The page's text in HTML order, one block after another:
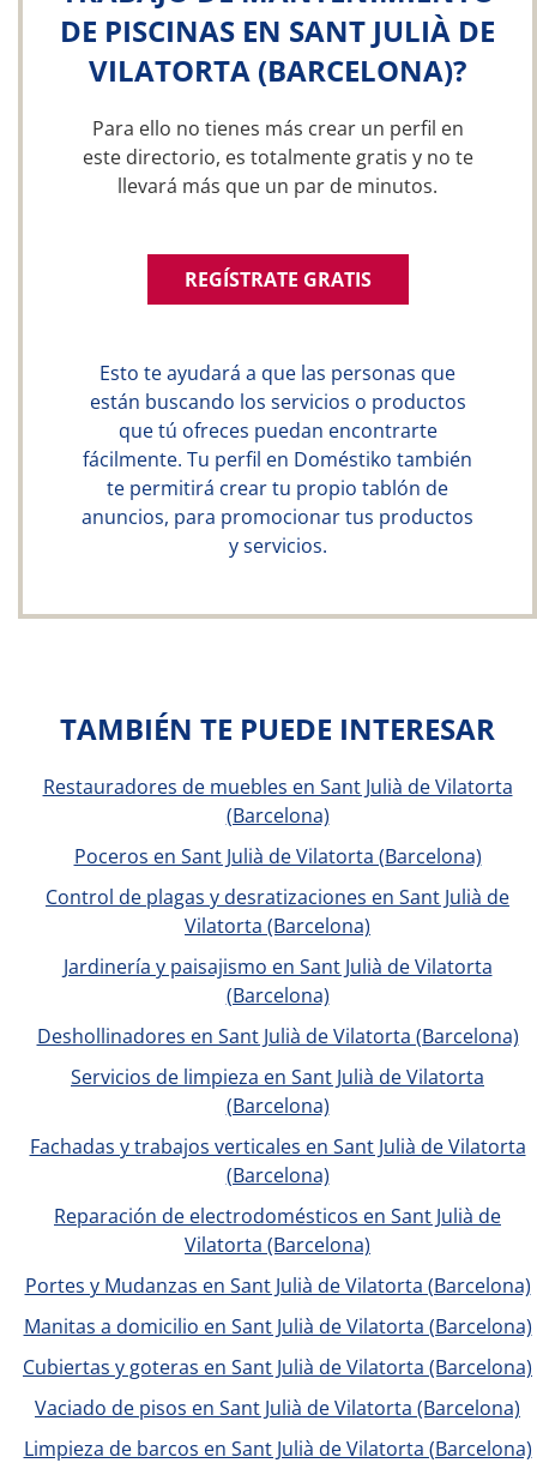
DE PISCINAS EN SANT JULIÀ DE
VILATORTA (BARCELONA)?
Para ello no tienes más crear un perfil en
este directorio, es totalmente gratis y no te
llevará más que un par de minutos.
REGÍSTRATE GRATIS
Esto te ayudará a que las personas que
están buscando los servicios o productos
que tú ofreces puedan encontrarte
fácilmente. Tu perfil en Doméstiko también
te permitirá crear tu propio tablón de
anuncios, para promocionar tus productos
y servicios.
TAMBIÉN TE PUEDE INTERESAR
Restauradores de muebles en Sant Julià de Vilatorta
(Barcelona)
Poceros en Sant Julià de Vilatorta (Barcelona)
Control de plagas y desratizaciones en Sant Julià de
Vilatorta (Barcelona)
Jardinería y paisajismo en Sant Julià de Vilatorta
(Barcelona)
Deshollinadores en Sant Julià de Vilatorta (Barcelona)
Servicios de limpieza en Sant Julià de Vilatorta
(Barcelona)
Fachadas y trabajos verticales en Sant Julià de Vilatorta
(Barcelona)
Reparación de electrodomésticos en Sant Julià de
Vilatorta (Barcelona)
Portes y Mudanzas en Sant Julià de Vilatorta (Barcelona)
Manitas a domicilio en Sant Julià de Vilatorta (Barcelona)
Cubiertas y goteras en Sant Julià de Vilatorta (Barcelona)
Vaciado de pisos en Sant Julià de Vilatorta (Barcelona)
Limpieza de barcos en Sant Julià de Vilatorta (Barcelona)